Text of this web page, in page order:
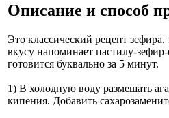
Описание и способ
Это классический рецепт зефира,
вкусу напоминает пастилу-
готовится буквально за 5 минут.
1) В холодную воду размешать
кипения. Добавить